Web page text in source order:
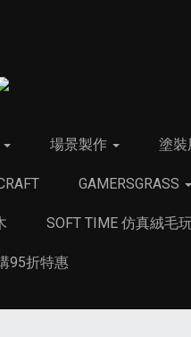
場景製作 塗裝
GAMERSGRASS
SOFT TIME 仿真絨毛
95折特惠